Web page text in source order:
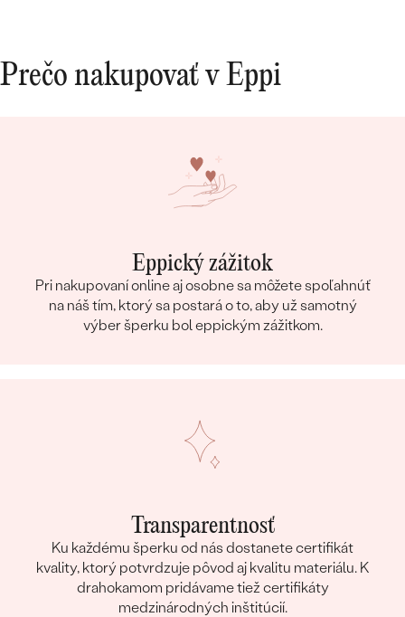
Prečo nakupovať v Eppi
Eppický zážitok
Pri nakupovaní online aj osobne sa môžete spoľahnúť
na náš tím, ktorý sa postará o to, aby už samotný
výber šperku bol eppickým zážitkom.
Transparentnosť
Ku každému šperku od nás dostanete certifikát
kvality, ktorý potvrdzuje pôvod aj kvalitu materiálu. K
drahokamom pridávame tiež certifikáty
medzinárodných inštitúcií.